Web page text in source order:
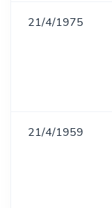
21/4/1975
21/4/1959